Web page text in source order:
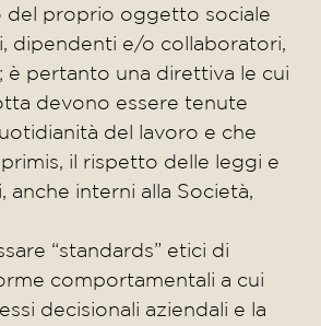
del proprio oggetto sociale
dipendenti e/o collaboratori,
è pertanto una direttiva le cui
devono essere tenute
del lavoro e che
il rispetto delle leggi e
anche interni alla Società,
“standards” etici di
comportamentali a cui
decisionali aziendali e la